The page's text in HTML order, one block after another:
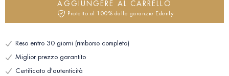
AGGIUNGERE AL CARRELLO
Protetto al 100% dalle garanzie Edenly
Reso entro 30 giorni (rimborso completo)
Miglior prezzo garantito
Certificato d'autenticità